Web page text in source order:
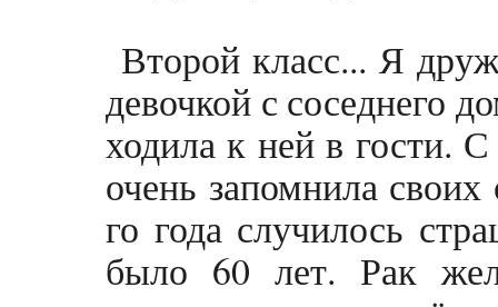
Второй класс... Я
девочкой с соседнего
ходила к ней в гости.
очень запомнила
го года случилось
было 60 лет. Рак